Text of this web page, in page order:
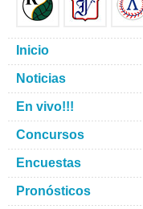
Inicio
Noticias
En vivo!!!
Concursos
Encuestas
Pronósticos